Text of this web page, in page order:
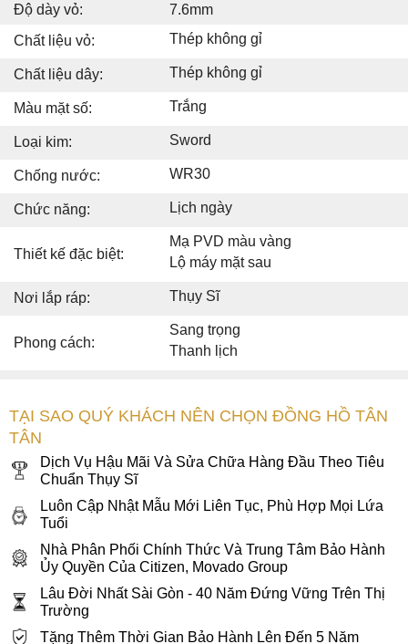
Độ dày vỏ:
7.6mm
Chất liệu vỏ:
Thép không gỉ
Chất liệu dây: Thép không gỉ
Màu mặt số: Trắng
Loại kim: Sword
Chống nước: WR30
Chức năng: Lịch ngày
Thiết kế đặc biệt:
Mạ PVD màu vàng
Lộ máy mặt sau
Nơi lắp ráp: Thụy Sĩ
Phong cách:
Sang trọng
Thanh lịch
TẠI SAO QUÝ KHÁCH NÊN CHỌN ĐỒNG HỒ TÂN
TÂN
Dịch Vụ Hậu Mãi Và Sửa Chữa Hàng Đầu Theo Tiêu
Chuẩn Thụy Sĩ
Luôn Cập Nhật Mẫu Mới Liên Tục, Phù Hợp Mọi Lứa
Tuổi
Nhà Phân Phối Chính Thức Và Trung Tâm Bảo Hành
Ủy Quyền Của Citizen, Movado Group
Lâu Đời Nhất Sài Gòn - 40 Năm Đứng Vững Trên Thị
Trường
Tặng Thêm Thời Gian Bảo Hành Lên Đến 5 Năm